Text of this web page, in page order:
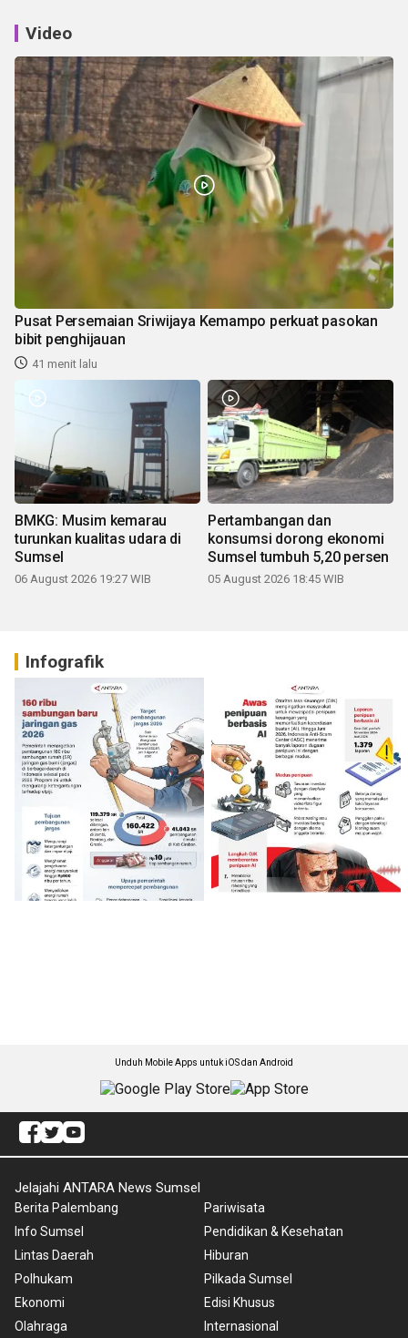
Video
Pusat Persemaian Sriwijaya Kemampo perkuat pasokan
bibit penghijauan
41 menit lalu
BMKG: Musim kemarau
turunkan kualitas udara di
Sumsel
06 August 2026 19:27 WIB
Pertambangan dan
konsumsi dorong ekonomi
Sumsel tumbuh 5,20 persen
05 August 2026 18:45 WIB
Infografik
Unduh Mobile Apps untuk iOS dan Android
Jelajahi ANTARA News Sumsel
Berita Palembang
Info Sumsel
Lintas Daerah
Polhukam
Ekonomi
Olahraga
Pariwisata
Pendidikan & Kesehatan
Hiburan
Pilkada Sumsel
Edisi Khusus
Internasional